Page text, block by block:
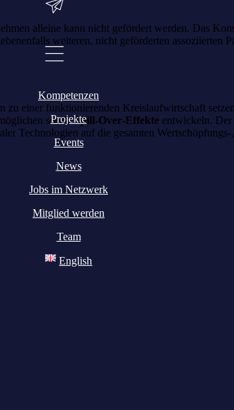
Kompetenzen
Projekte
Events
News
Jobs im Netzwerk
Mitglied werden
Team
English
alleine kann nicht gefördert werden. Das
weiteren, nicht geförderten assoziierten
zu einer funktionierenden Kreislaufwirtschaft
sowieSpill-Over-Effekte entwickeln.
Technologien auf die gesamten